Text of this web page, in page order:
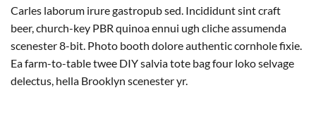
Carles laborum irure gastropub sed. Incididunt sint craft
beer, church-key PBR quinoa ennui ugh cliche assumenda
scenester 8-bit. Photo booth dolore authentic cornhole fixie.
Ea farm-to-table twee DIY salvia tote bag four loko selvage
delectus, hella Brooklyn scenester yr.